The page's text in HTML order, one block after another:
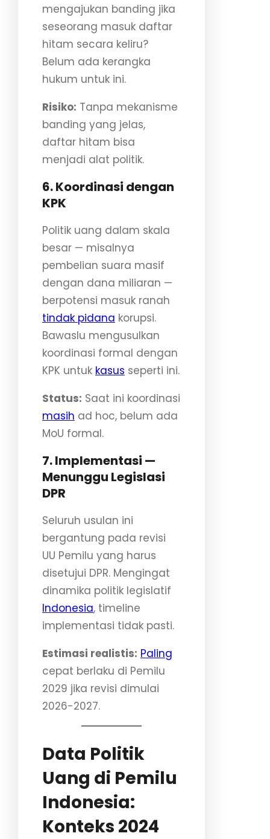
mengajukan banding jika
seseorang masuk daftar
hitam secara keliru?
Belum ada kerangka
hukum untuk ini.
Risiko: Tanpa mekanisme
banding yang jelas,
daftar hitam bisa
menjadi alat politik.
6. Koordinasi dengan
KPK
Politik uang dalam skala
besar — misalnya
pembelian suara masif
dengan dana miliaran —
berpotensi masuk ranah
tindak pidana korupsi.
Bawaslu mengusulkan
koordinasi formal dengan
KPK untuk kasus seperti ini.
Status: Saat ini koordinasi
masih ad hoc, belum ada
MoU formal.
7. Implementasi —
Menunggu Legislasi
DPR
Seluruh usulan ini
bergantung pada revisi
UU Pemilu yang harus
disetujui DPR. Mengingat
dinamika politik legislatif
Indonesia, timeline
implementasi tidak pasti.
Estimasi realistis: Paling
cepat berlaku di Pemilu
2029 jika revisi dimulai
2026-2027.
Data Politik
Uang di Pemilu
Indonesia:
Konteks 2024